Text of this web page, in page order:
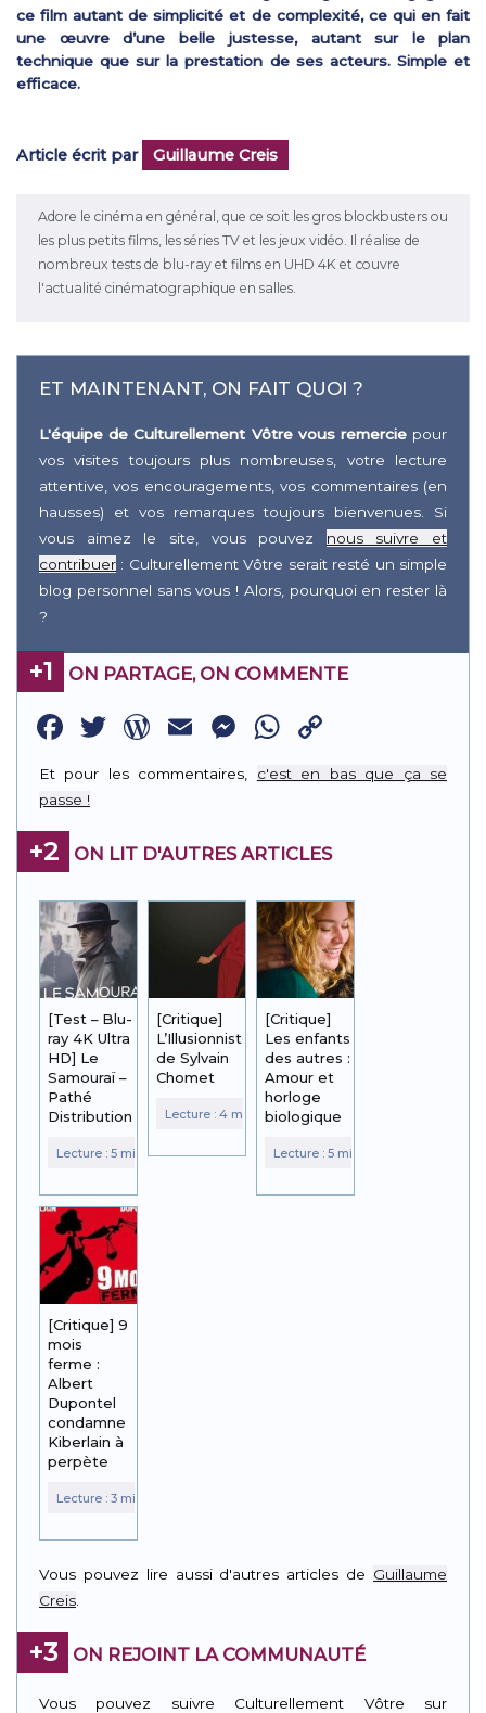
ce film autant de simplicité et de complexité, ce qui en fait
une œuvre d’une belle justesse, autant sur le plan
technique que sur la prestation de ses acteurs. Simple et
efficace.
Article écrit par Guillaume Creis
Adore le cinéma en général, que ce soit les gros blockbusters ou
les plus petits films, les séries TV et les jeux vidéo. Il réalise de
nombreux tests de blu-ray et films en UHD 4K et couvre
l'actualité cinématographique en salles.
ET MAINTENANT, ON FAIT QUOI ?
L'équipe de Culturellement Vôtre vous remerciepour
vos visites toujours plus nombreuses, votre lecture
attentive, vos encouragements, vos commentaires (en
hausses) et vos remarques toujours bienvenues. Si
vous aimez le site, vous pouvez nous suivre et
contribuer : Culturellement Vôtre serait resté un simple
blog personnel sans vous ! Alors, pourquoi en rester là
?
+1 ON PARTAGE, ON COMMENTE
Facebook
Twitter
WordPress
EmailMessenger
WhatsApp
Link
Et pour les commentaires, c'est en bas que ça se
passe !
+2 ON LIT D'AUTRES ARTICLES
[Test – Blu-
ray 4K Ultra
HD] Le
Samouraï –
Pathé
Distribution
[Critique]
L’Illusionniste
de Sylvain
Chomet
[Critique]
Les enfants
des autres :
Amour et
horloge
biologique
[Critique] 9
mois
ferme :
Albert
Dupontel
condamne
Kiberlain à
perpète
Vous pouvez lire aussi d'autres articles de Guillaume
Creis
+3 ON REJOINT LA COMMUNAUTÉ
Vous pouvez suivre Culturellement Vôtre sur